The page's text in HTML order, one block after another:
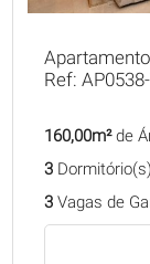
Ref:
160,00m²de
3Dormitório(s)
3Vagas de